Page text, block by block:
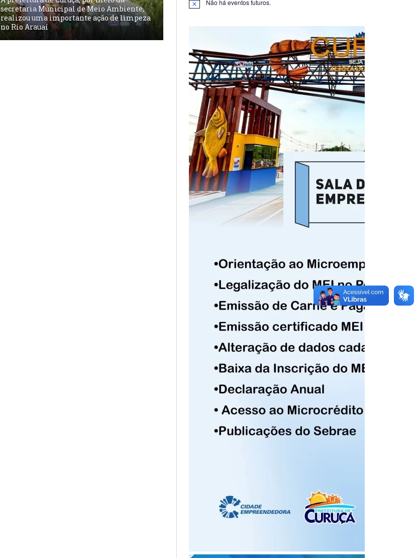
secretaria Municipal de Meio Ambiente,
realizou uma importante ação de limpeza
no Rio Arauaí
Notice Não há eventos futuros.